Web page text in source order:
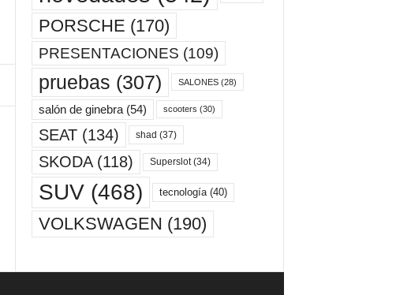
PORSCHE (170)
PRESENTACIONES (109)
pruebas (307) SALONES(28)
salón de ginebra(54) scooters (30)
SEAT(134) shad (37)
SKODA(118) Superslot(34)
SUV(468) tecnología(40)
VOLKSWAGEN (190)